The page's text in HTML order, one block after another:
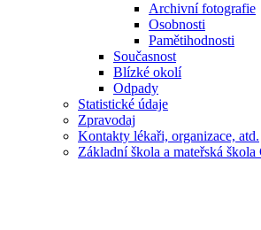
Archivní fotografie
Osobnosti
Pamětihodnosti
Současnost
Blízké okolí
Odpady
Statistické údaje
Zpravodaj
Kontakty lékaři, organizace, atd.
Základní škola a mateřská